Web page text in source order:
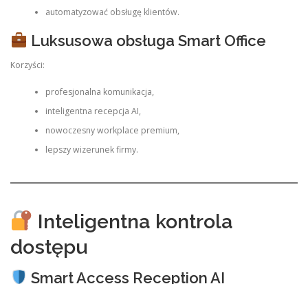
automatyzować obsługę klientów.
Luksusowa obsługa Smart Office
Korzyści:
profesjonalna komunikacja,
inteligentna recepcja AI,
nowoczesny workplace premium,
lepszy wizerunek firmy.
Inteligentna kontrola
dostępu
Smart Access Reception AI